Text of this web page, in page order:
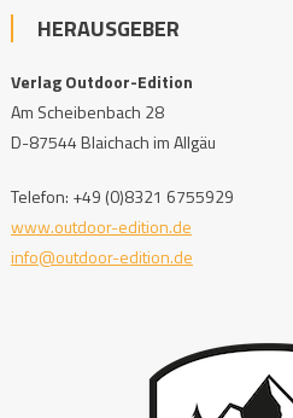
HERAUSGEBER
Verlag Outdoor-Edition
Am Scheibenbach 28
D-87544 Blaichach im Allgäu
Telefon: +49 (0)8321 6755929
www.outdoor-edition.de
info@outdoor-edition.de